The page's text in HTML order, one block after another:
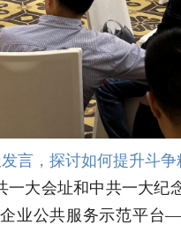
言，探讨如何提升斗
大会址和中共一大纪
业公共服务示范平